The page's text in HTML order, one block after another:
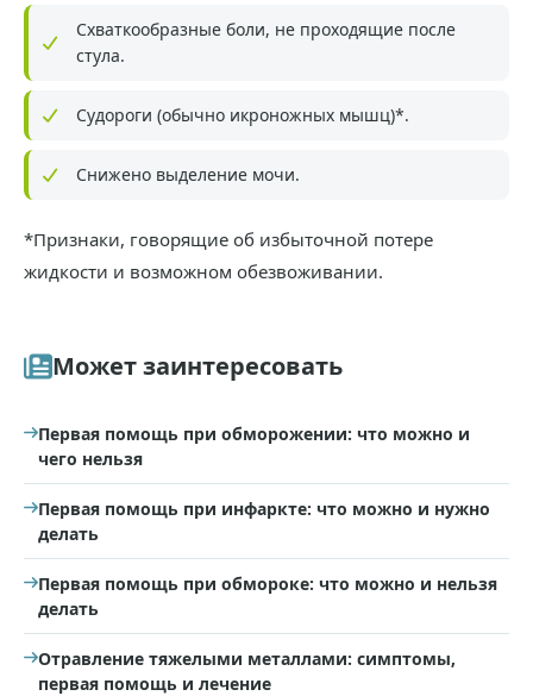
Схваткообразные боли, не проходящие после
стула.
Судороги (обычно икроножных мышц)*.
Снижено выделение мочи.
*Признаки, говорящие об избыточной потере
жидкости и возможном обезвоживании.
Может заинтересовать
Первая помощь при обморожении: что можно и
чего нельзя
Первая помощь при инфаркте: что можно и нужно
делать
Первая помощь при обмороке: что можно и нельзя
делать
Отравление тяжелыми металлами: симптомы,
первая помощь и лечение